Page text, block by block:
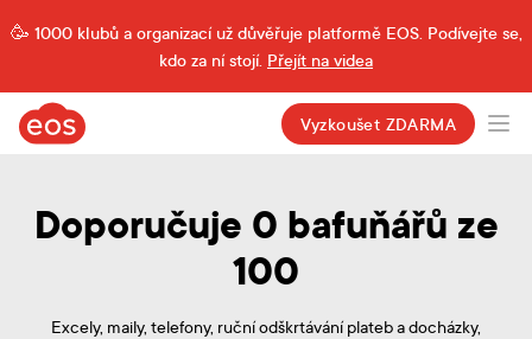
1000 klubů a organizací už důvěřuje platformě EOS. Podívejte se,
kdo za ní stojí. Přejít na videa
eos.cz Vyzkoušet ZDARMA
Doporučuje 0 bafuňářů ze
100
Excely, maily, telefony, ruční odškrtávání plateb a docházky,